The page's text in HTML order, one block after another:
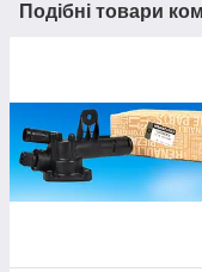
Подібні товари